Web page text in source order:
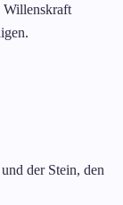
Willenskraft
der Stein, den